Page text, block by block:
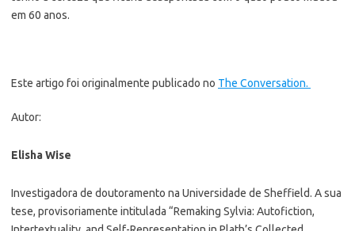
em 60 anos.
Este artigo foi originalmente publicado no The Conversation.
Autor:
Elisha Wise
Investigadora de doutoramento na Universidade de Sheffield. A sua
tese, provisoriamente intitulada “Remaking Sylvia: Autofiction,